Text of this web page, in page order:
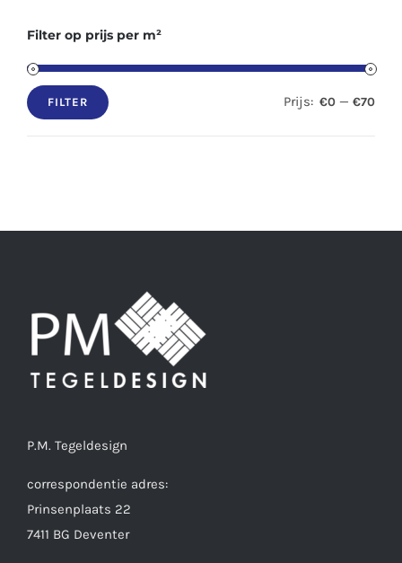
Filter op prijs per m²
Min.
Max.
FILTER Prijs: €0 — €70
P.M. Tegeldesign
correspondentie adres:
Prinsenplaats 22
7411 BG Deventer